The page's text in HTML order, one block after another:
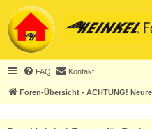
FAQ Kontakt
Foren-Übersicht - ACHTUNG!